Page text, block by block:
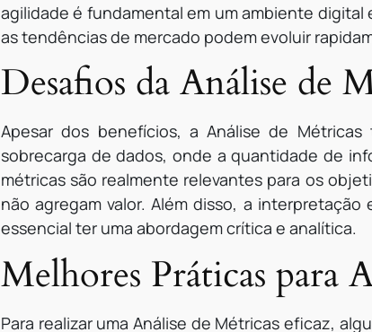
agilidade é fundamental em um ambiente
as tendências de mercado podem evoluir
Desafios da Análise de
Apesar dos benefícios, a Análise de
sobrecarga de dados, onde a quantidade de
métricas são realmente relevantes para os
não agregam valor. Além disso, a
essencial ter uma abordagem crítica e analítica.
Melhores Práticas para
Para realizar uma Análise de Métricas eficaz,